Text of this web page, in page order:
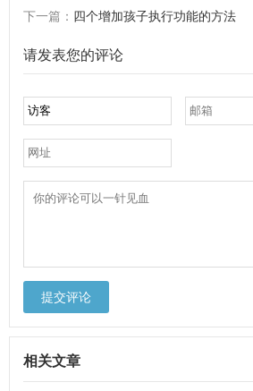
下一篇： 四个增加孩子执行功能的方法
请发表您的评论
提交评论
相关文章